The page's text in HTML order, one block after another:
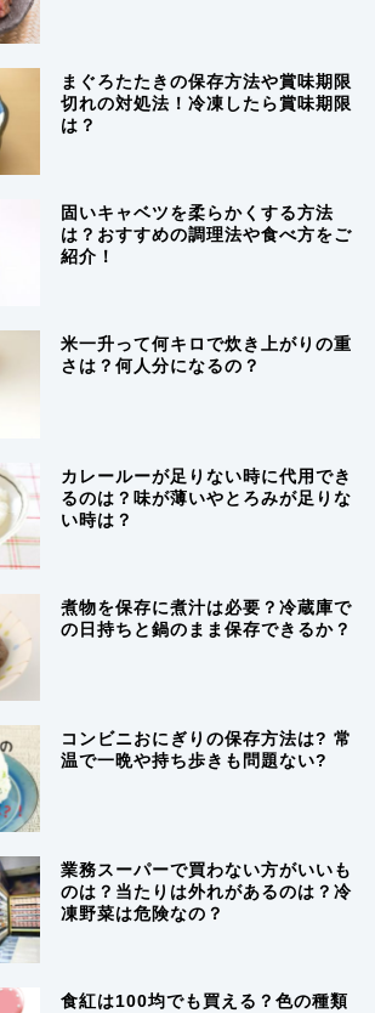
まぐろたたきの保存方法や賞味期限
切れの対処法！冷凍したら賞味期限
は？
固いキャベツを柔らかくする方法
は？おすすめの調理法や食べ方をご
紹介！
米一升って何キロで炊き上がりの重
さは？何人分になるの？
カレールーが足りない時に代用でき
るのは？味が薄いやとろみが足りな
い時は？
煮物を保存に煮汁は必要？冷蔵庫で
の日持ちと鍋のまま保存できるか？
コンビニおにぎりの保存方法は? 常
温で一晩や持ち歩きも問題ない?
業務スーパーで買わない方がいいも
のは？当たりは外れがあるのは？冷
凍野菜は危険なの？
食紅は100均でも買える？色の種類